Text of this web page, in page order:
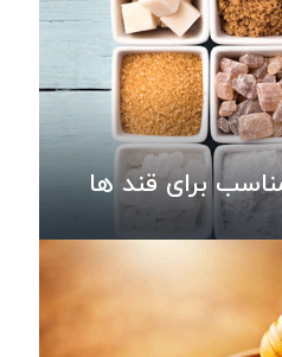
برای قند ها